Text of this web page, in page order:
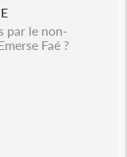
par le non-
Faé ?